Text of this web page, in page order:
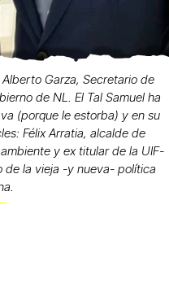
Garza, Secretario de
de NL. El Tal Samuel ha
(porque le estorba) y en su
Félix Arratia, alcalde de
y ex titular de la UIF-
de la vieja -y nueva- política